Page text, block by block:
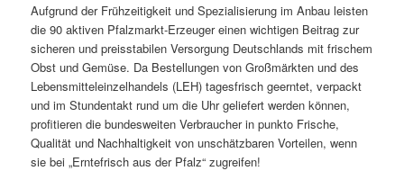
Aufgrund der Frühzeitigkeit und Spezialisierung im Anbau leisten
die 90 aktiven Pfalzmarkt-Erzeuger einen wichtigen Beitrag zur
sicheren und preisstabilen Versorgung Deutschlands mit frischem
Obst und Gemüse. Da Bestellungen von Großmärkten und des
Lebensmitteleinzelhandels (LEH) tagesfrisch geerntet, verpackt
und im Stundentakt rund um die Uhr geliefert werden können,
profitieren die bundesweiten Verbraucher in punkto Frische,
Qualität und Nachhaltigkeit von unschätzbaren Vorteilen, wenn
sie bei „Erntefrisch aus der Pfalz“ zugreifen!